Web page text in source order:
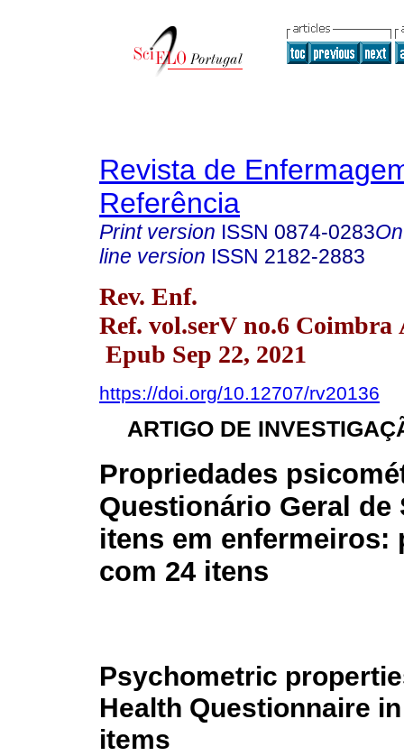
Revista de
Referência
Print version ISSN 0874-0283
line version ISSN 2182-2883
Rev. Enf.
Ref. vol.serV no.6 Coimbra
Epub Sep 22, 2021
https://doi.org/10.12707/rv20136
ARTIGO DE
Propriedades
Questionário Geral de
itens em enfermeiros:
com 24 itens
Psychometric
Health Questionnaire
items